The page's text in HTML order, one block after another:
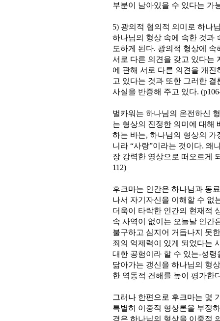
부분이 남아있을 수 있다는 가
5) 광의적 협의적 의미로 하나
하나님의 형상 속에 속한 것과
도하게 된다. 광의적 형상에
서로 다른 의견을 갖고 있다는
에 관해 서로 다른 의견을 개
고 있다는 것과 또한 그러한
사실을 반증해 주고 있다.
벌카워는 하나님의 온전하신
는 형상의 진정한 의미에 대해
하는 바는, 하나님의 형상의 가
니라 “사랑”이라는 것이다. 왜
장 강력한 영상으로 떠오르게
112)
후크마는 인간은 하나님과 동
나서 자기자신을 이해할 수 없
더욱이 타락한 인간의 현재적
속 사역이 없이는 오늘날 인간
불구하고 심지어 거듭나지 못
죄의 억제력이 있게 되었다는
대한 공험이라 할 수 있는-성
닮아가는 갱신을 하나님의 형
한 역동적 견해를 높이 평가한
그러나 한편으로 후크마는 몇
특별히 이중적 형상론을 부정
경은 하나님의 형상을 이중적